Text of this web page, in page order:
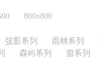
800x800
弦影系列 雨林系列
森屿系列 窗系列